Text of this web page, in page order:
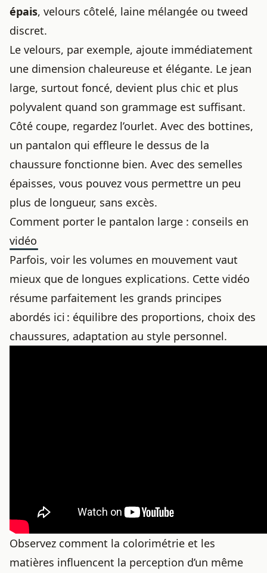
épais, velours côtelé, laine mélangée ou tweed
discret.
Le velours, par exemple, ajoute immédiatement
une dimension chaleureuse et élégante. Le jean
large, surtout foncé, devient plus chic et plus
polyvalent quand son grammage est suffisant.
Côté coupe, regardez l’ourlet. Avec des bottines,
un pantalon qui effleure le dessus de la
chaussure fonctionne bien. Avec des semelles
épaisses, vous pouvez vous permettre un peu
plus de longueur, sans excès.
Comment porter le pantalon large : conseils en
vidéo
Parfois, voir les volumes en mouvement vaut
mieux que de longues explications. Cette vidéo
résume parfaitement les grands principes
abordés ici : équilibre des proportions, choix des
chaussures, adaptation au style personnel.
Observez comment la colorimétrie et les
matières influencent la perception d’un même